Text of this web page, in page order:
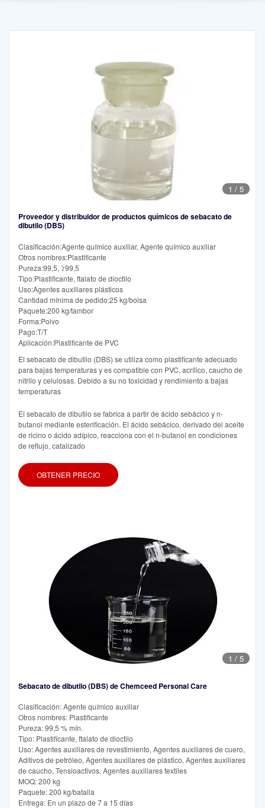
1 / 5
Proveedor y distribuidor de productos químicos de sebacato de
dibutilo (DBS)
Clasificación:Agente químico auxiliar, Agente químico auxiliar
Otros nombres:Plastificante
Pureza:99,5, ≥99,5
Tipo:Plastificante, ftalato de dioctilo
Uso:Agentes auxiliares plásticos
Cantidad mínima de pedido:25 kg/bolsa
Paquete:200 kg/tambor
Forma:Polvo
Pago:T/T
Aplicación:Plastificante de PVC
El sebacato de dibutilo (DBS) se utiliza como plastificante adecuado
para bajas temperaturas y es compatible con PVC, acrílico, caucho de
nitrilo y celulosas. Debido a su no toxicidad y rendimiento a bajas
temperaturas
El sebacato de dibutilo se fabrica a partir de ácido sebácico y n-
butanol mediante esterificación. El ácido sebácico, derivado del aceite
de ricino o ácido adípico, reacciona con el n-butanol en condiciones
de reflujo, catalizado
OBTENER PRECIO
1 / 5
Sebacato de dibutilo (DBS) de Chemceed Personal Care
Clasificación: Agente químico auxiliar
Otros nombres: Plastificante
Pureza: 99,5 % mín.
Tipo: Plastificante, ftalato de dioctilo
Uso: Agentes auxiliares de revestimiento, Agentes auxiliares de cuero,
Aditivos de petróleo, Agentes auxiliares de plástico, Agentes auxiliares
de caucho, Tensioactivos, Agentes auxiliares textiles
MOQ: 200 kg
Paquete: 200 kg/batalla
Entrega: En un plazo de 7 a 15 días